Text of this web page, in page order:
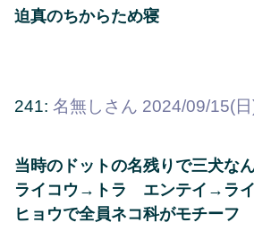
迫真のちからため寝
241: 名無しさん 2024/09/15(
当時のドットの名残りで三犬な
ライコウ→トラ エンテイ→ラ
ヒョウで全員ネコ科がモチーフ